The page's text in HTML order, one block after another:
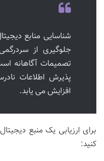
شناسایی منابع
جلوگیری از
تصمیمات آگاهانه
پذیرش اطلاعات
افزایش می یابد.
برای ارزیابی یک منبع
کنید: